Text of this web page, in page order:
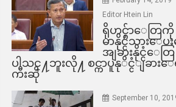
Editor Htein Lin
ရိုဟင္ဂ်ာေတြကို
မာနိုင္ငံသားေပ
အျခားနိုင္ငံေတြ
ပါသင္႔ဘူးလို႔ စင္ကာပူနုိင္ငံျခားေရ
ကီးဆို
September 10,